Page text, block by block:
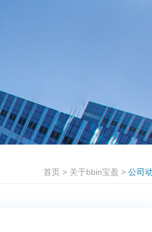
首页 > 关于bbin宝盈 > 公司